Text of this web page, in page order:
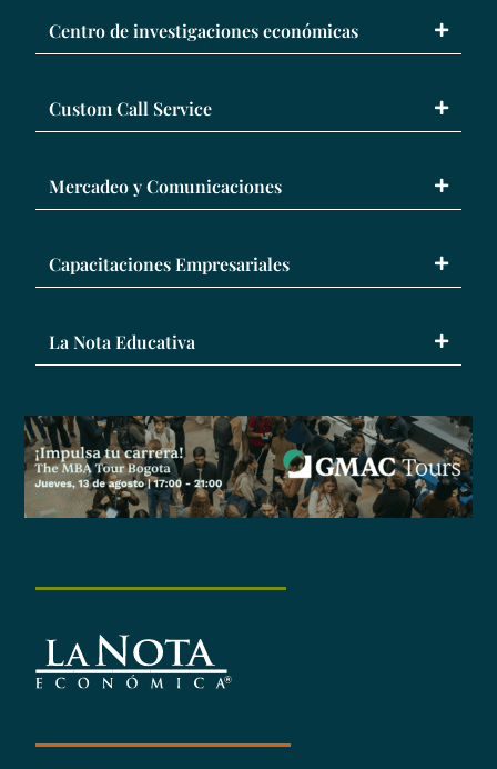
Centro de investigaciones económicas
Custom Call Service
Mercadeo y Comunicaciones
Capacitaciones Empresariales
La Nota Educativa